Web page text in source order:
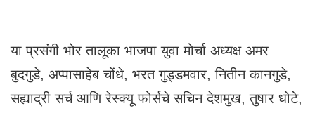
या प्रसंगी भोर तालूका भाजपा युवा मोर्चा अध्यक्ष अमर
बुदगुडे, अप्पासाहेब चोंधे, भरत गुड्डमवार, नितीन कानगुडे,
सह्याद्री सर्च आणि रेस्क्यू फोर्सचे सचिन देशमुख, तुषार धोटे,